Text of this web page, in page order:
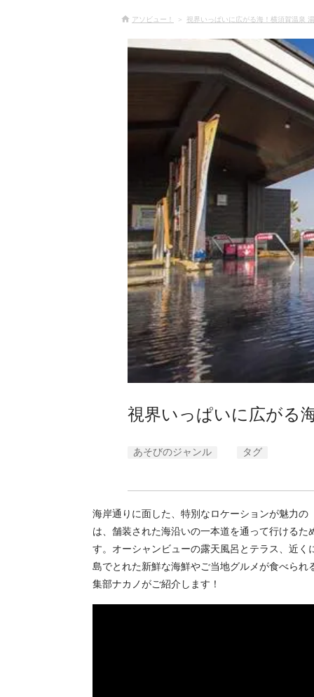
アソビュー！ 視界いっぱいに広がる海！横須賀温泉
視界いっぱいに広がる
あそびのジャンル タグ
海岸通りに面した、特別なロケーションが魅力
は、舗装された海沿いの一本道を通って行ける
す。オーシャンビューの露天風呂とテラス、近
島でとれた新鮮な海鮮やご当地グルメが食べら
集部ナカノがご紹介します！